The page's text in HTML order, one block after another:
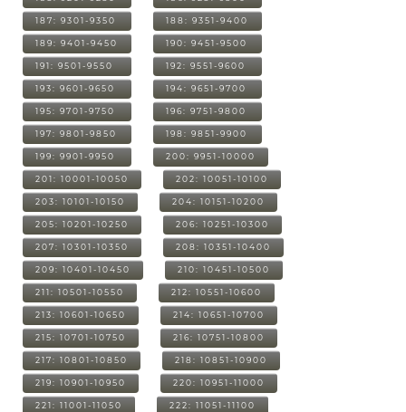
187: 9301-9350 188: 9351-9400
189: 9401-9450 190: 9451-9500
191: 9501-9550 192: 9551-9600
193: 9601-9650 194: 9651-9700
195: 9701-9750 196: 9751-9800
197: 9801-9850 198: 9851-9900
199: 9901-9950 200: 9951-10000
201: 10001-10050 202: 10051-10100
203: 10101-10150 204: 10151-10200
205: 10201-10250 206: 10251-10300
207: 10301-10350 208: 10351-10400
209: 10401-10450 210: 10451-10500
211: 10501-10550 212: 10551-10600
213: 10601-10650 214: 10651-10700
215: 10701-10750 216: 10751-10800
217: 10801-10850 218: 10851-10900
219: 10901-10950 220: 10951-11000
221: 11001-11050 222: 11051-11100